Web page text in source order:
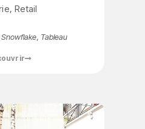
, Retail
Snowflake, Tableau